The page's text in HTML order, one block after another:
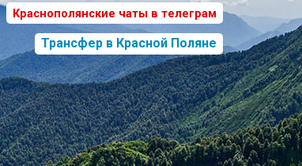
Краснополянские чаты в телеграм
Трансфер в Красной Поляне